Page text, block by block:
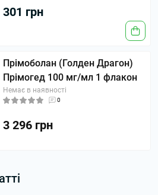
301 грн
Прімоболан (Голден Драгон)
Прімогед 100 мг/мл 1 флакон
Немає в наявності
0
3 296 грн